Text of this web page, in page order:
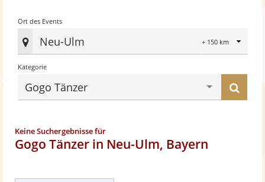
Ort des Events
Neu-Ulm
Radius
Ort
Kategorie
Gogo Tänzer
Keine Suchergebnisse für
Gogo Tänzer in Neu-Ulm, Bayern